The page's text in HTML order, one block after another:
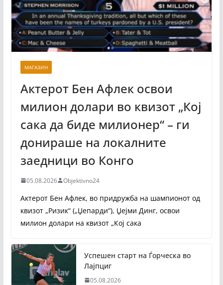
МАГАЗИН
Актерот Бен Афлек освои
милион долари во квизот „Кој
сака да биде милионер“ – ги
донираше на локалните
заедници во Конго
05.08.2026 Objektivno24
Актерот Бен Афлек, во придружба на шампионот од
квизот „Ризик“ („Џепарди“), Џејми Динг, освои
милион долари на квизот „Кој сака
Успешен старт на Ѓорческа во
Лајпциг
05.08.2026